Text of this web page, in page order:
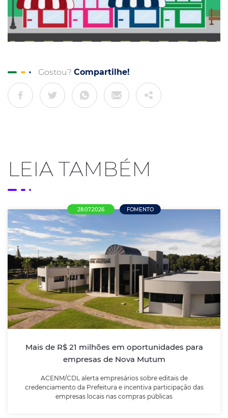
Gostou? Compartilhe!
LEIA TAMBÉM
28.07.2026 FOMENTO
Mais de R$ 21 milhões em oportunidades para
empresas de Nova Mutum
ACENM/CDL alerta empresários sobre editais de
credenciamento da Prefeitura e incentiva participação das
empresas locais nas compras públicas
Mais de R$ 21 milhões em oportunidades
para empresas de Nova Mutum
ACENM/CDL alerta empresários sobre editais de
credenciamento da Prefeitura e incentiva
participação das empresas locais nas compras